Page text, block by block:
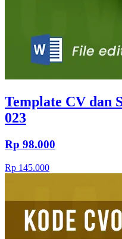
Template CV dan
023
Rp 98.000
Rp 145.000